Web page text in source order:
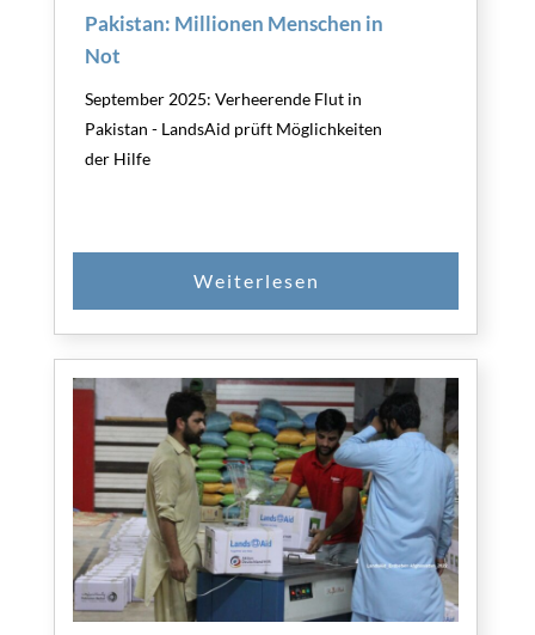
Pakistan: Millionen Menschen in
Not
September 2025: Verheerende Flut in
Pakistan - LandsAid prüft Möglichkeiten
der Hilfe